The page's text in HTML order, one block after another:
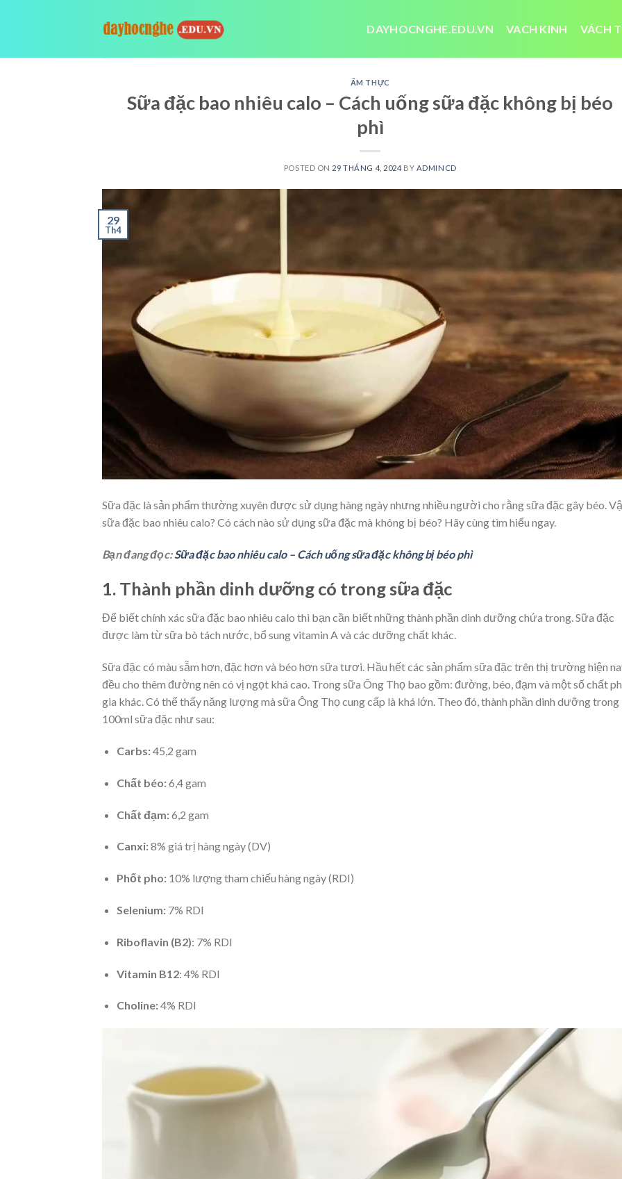
DAYHOCNGHE.EDU.VN VACH KINH VÁCH
ẨM THỰC
Sữa đặc bao nhiêu calo – Cách uống sữa đặc không bị béo
phì
POSTED ON 29 THÁNG 4, 2024 BY ADMINCD
29
Th4
Sữa đặc là sản phẩm thường xuyên được sử dụng hàng ngày nhưng nhiều người cho rằng sữa đặc gây béo.
sữa đặc bao nhiêu calo? Có cách nào sử dụng sữa đặc mà không bị béo? Hãy cùng tìm hiểu ngay.
Bạn đang đọc:Sữa đặc bao nhiêu calo – Cách uống sữa đặc không bị béo phì
1. Thành phần dinh dưỡng có trong sữa đặc
Để biết chính xác sữa đặc bao nhiêu calo thì bạn cần biết những thành phần dinh dưỡng chứa trong. Sữa đặc
được làm từ sữa bò tách nước, bổ sung vitamin A và các dưỡng chất khác.
Sữa đặc có màu sẫm hơn, đặc hơn và béo hơn sữa tươi. Hầu hết các sản phẩm sữa đặc trên thị trường hiện
đều cho thêm đường nên có vị ngọt khá cao. Trong sữa Ông Thọ bao gồm: đường, béo, đạm và một số chất
gia khác. Có thể thấy năng lượng mà sữa Ông Thọ cung cấp là khá lớn. Theo đó, thành phần dinh dưỡng trong
100ml sữa đặc như sau:
Carbs:45,2 gam
Chất béo:6,4 gam
Chất đạm:6,2 gam
Canxi:8% giá trị hàng ngày (DV)
Phốt pho:10% lượng tham chiếu hàng ngày (RDI)
Selenium:7% RDI
Riboflavin (B2): 7% RDI
Vitamin B12: 4% RDI
Choline:4% RDI